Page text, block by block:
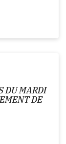
DU MARDI
DE